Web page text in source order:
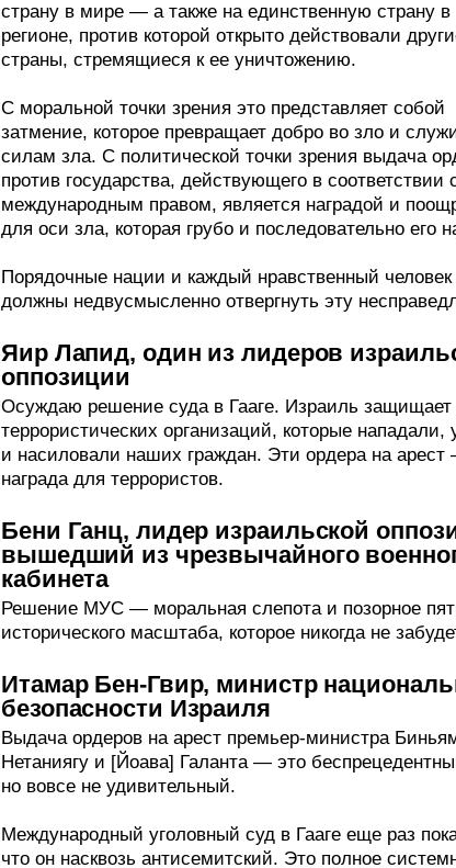
страну в мире — а также на единственную страну в
регионе, против которой открыто действовали
страны, стремящиеся к ее уничтожению.
С моральной точки зрения это представляет собой
затмение, которое превращает добро во зло и
силам зла. С политической точки зрения выдача
против государства, действующего в соответствии
международным правом, является наградой и
для оси зла, которая грубо и последовательно его
Порядочные нации и каждый нравственный
должны недвусмысленно отвергнуть эту
Яир Лапид, один из лидеров
оппозиции
Осуждаю решение суда в Гааге. Израиль защищает
террористических организаций, которые нападали,
и насиловали наших граждан. Эти ордера на
награда для террористов.
Бени Ганц, лидер израильской
вышедший из чрезвычайного
кабинета
Решение МУС — моральная слепота и позорное
исторического масштаба, которое никогда не
Итамар Бен-Гвир, министр
безопасности Израиля
Выдача ордеров на арест премьер-министра
Нетаниягу и [Йоава] Галанта — это
но вовсе не удивительный.
Международный уголовный суд в Гааге еще раз
что он насквозь антисемитский. Это полное